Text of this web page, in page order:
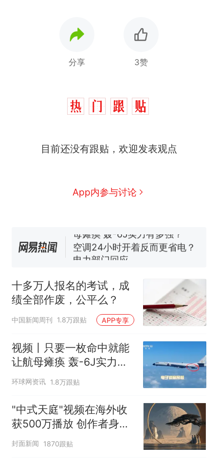
分享 3赞
目前还没有跟贴，欢迎发表观点
App内参与讨论
全部作废，公平么？
国大使骑行绕了几乎整个国境
线一圈，还曾两次到中国寻根
搬家报价570元，搬到楼下交
5060元才肯搬上楼！女子傻眼
空调24小时开着反而更省电？
电力部门回应
试前13名均遭淘汰？教育局：
已叫停招聘，成立调查组全面
核查
热
十多万人报名的考试，成绩
全部作废，公平么？
十多万人报名的考试，成
绩全部作废，公平么？
中国新闻周刊 1.8万跟贴 APP专享
视频丨只要一枚命中就能
让航母瘫痪 轰-6J实力有
多强？
环球网资讯 1.8万跟贴
"中式天庭"视频在海外收
获500万播放 创作者身份
披露
封面新闻 1870跟贴